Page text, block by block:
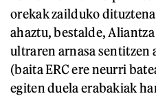
orekak zailduko
ahaztu, bestalde,
ultraren arnasa sentitzen
(baita ERC ere neurri
egiten duela erabakiak